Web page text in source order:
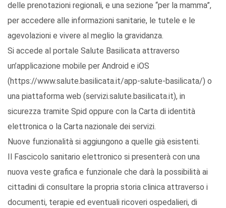
delle prenotazioni regionali, e una sezione “per la mamma”,
per accedere alle informazioni sanitarie, le tutele e le
agevolazioni e vivere al meglio la gravidanza.
Si accede al portale Salute Basilicata attraverso
un’applicazione mobile per Android e iOS
(https://www.salute.basilicata.it/app-salute-basilicata/) o
una piattaforma web (servizi.salute.basilicata.it), in
sicurezza tramite Spid oppure con la Carta di identità
elettronica o la Carta nazionale dei servizi.
Nuove funzionalità si aggiungono a quelle già esistenti.
Il Fascicolo sanitario elettronico si presenterà con una
nuova veste grafica e funzionale che darà la possibilità ai
cittadini di consultare la propria storia clinica attraverso i
documenti, terapie ed eventuali ricoveri ospedalieri, di